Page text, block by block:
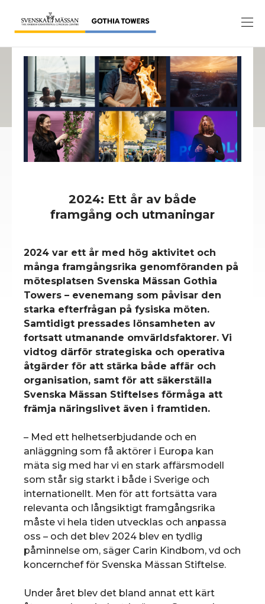
2024: Ett år av både
framgång och utmaningar
2024 var ett år med hög aktivitet och
många framgångsrika genomföranden på
mötesplatsen Svenska Mässan Gothia
Towers – evenemang som påvisar den
starka efterfrågan på fysiska möten.
Samtidigt pressades lönsamheten av
fortsatt utmanande omvärldsfaktorer. Vi
vidtog därför strategiska och operativa
åtgärder för att stärka både affär och
organisation, samt för att säkerställa
Svenska Mässan Stiftelses förmåga att
främja näringslivet även i framtiden.
– Med ett helhetserbjudande och en
anläggning som få aktörer i Europa kan
mäta sig med har vi en stark affärsmodell
som står sig starkt i både i Sverige och
internationellt. Men för att fortsätta vara
relevanta och långsiktigt framgångsrika
måste vi hela tiden utvecklas och anpassa
oss – och det blev 2024 blev en tydlig
påminnelse om, säger Carin Kindbom, vd och
koncernchef för Svenska Mässan Stiftelse.
Under året blev det bland annat ett kärt